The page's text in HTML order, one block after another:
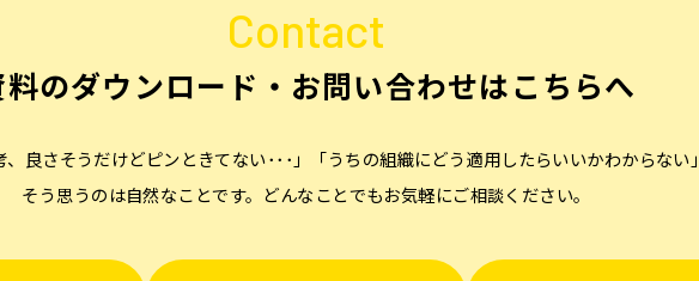
Contact
料のダウンロード・ お問い合わせはこちらへ
、良さそうだけどピンときてない･･･」「うちの組織にどう適用したらいいかわからない」
そう思うのは自然なことです。どんなことでもお気軽にご相談ください。